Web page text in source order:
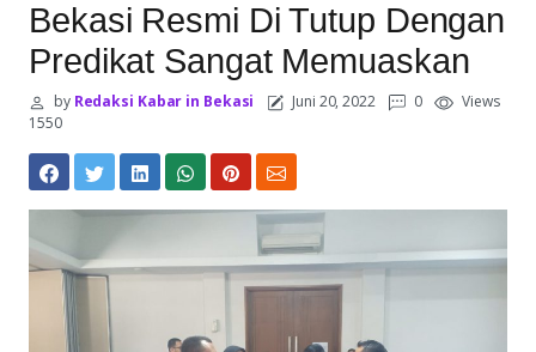
Bekasi Resmi Di Tutup Dengan
Predikat Sangat Memuaskan
byRedaksi Kabar in Bekasi Juni 20, 2022 0
Views
1550